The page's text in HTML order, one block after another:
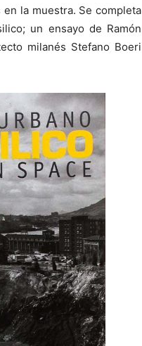
la muestra. Se completa
un ensayo de Ramón
milanés Stefano Boeri